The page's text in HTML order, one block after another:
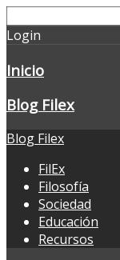
Login
Inicio
Blog Filex
Blog Filex
FilEx
Filosofía
Sociedad
Educación
Recursos